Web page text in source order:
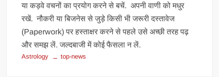
या कड़वे वचनों का प्रयोग करने से बचें. अपनी वाणी को मधुर
रखें. नौकरी या बिजनेस से जुड़े किसी भी जरूरी दस्तावेज
(Paperwork) पर हस्ताक्षर करने से पहले उसे अच्छी तरह पढ़
और समझ लें. जल्दबाजी में कोई फैसला न लें.
Astrology top-news